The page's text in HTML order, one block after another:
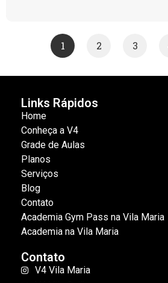
1 2 3
Links Rápidos
Home
Conheça a V4
Grade de Aulas
Planos
Serviços
Blog
Contato
Academia Gym Pass na Vila Maria
Academia na Vila Maria
Contato
V4 Vila Maria